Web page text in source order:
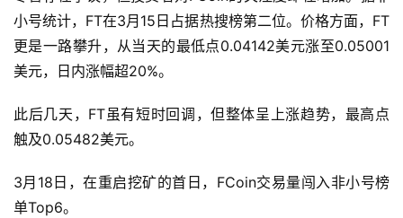
小号统计，FT在3月15日占据热搜榜第二位。价格方面，FT
更是一路攀升，从当天的最低点0.04142美元涨至0.05001
美元，日内涨幅超20%。
此后几天，FT虽有短时回调，但整体呈上涨趋势，最高点
触及0.05482美元。
3月18日，在重启挖矿的首日，FCoin交易量闯入非小号榜
单Top6。